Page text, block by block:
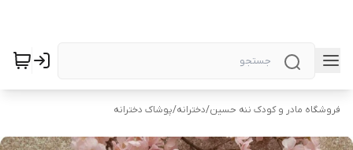
فروشگاه مادر و کودک ننه حسین/دخترانه/پوشاک دخترانه